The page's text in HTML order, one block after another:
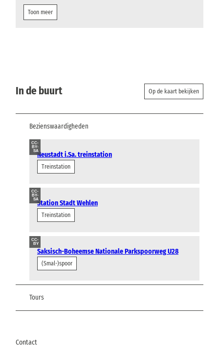
Toon meer
In de buurt Op de kaart bekijken
Bezienswaardigheden
CC-
BY-
SANeustadt i.Sa. treinstation
Treinstation
CC-
BY-
SAStation Stadt Wehlen
Treinstation
CC-
BY
Saksisch-Boheemse Nationale Parkspoorweg U28
(Smal-)spoor
Tours
Contact